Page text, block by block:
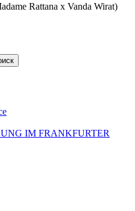
IM FRANKFURTER